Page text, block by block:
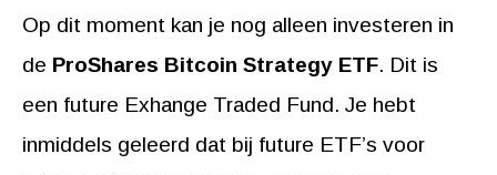
Op dit moment kan je nog alleen investeren in
de ProShares Bitcoin Strategy ETF. Dit is
een future Exhange Traded Fund. Je hebt
inmiddels geleerd dat bij future ETF’s voor